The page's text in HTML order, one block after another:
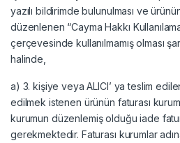
yazılı bildirimde bulunulması ve
düzenlenen “Cayma Hakkı
çerçevesinde kullanılmamış olması
halinde,
a) 3. kişiye veya ALICI’ ya teslim
edilmek istenen ürünün faturası
kurumun düzenlemiş olduğu iade
gerekmektedir. Faturası kurumlar